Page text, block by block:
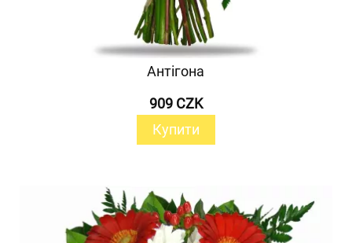
Антігона
909 CZK
Купити